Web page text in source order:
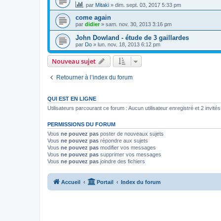
par Mitaki » dim. sept. 03, 2017 5:33 pm
come again
par didier» sam. nov. 30, 2013 3:16 pm
John Dowland - étude de 3 gaillardes
par Do » lun. nov. 18, 2013 6:12 pm
Nouveau sujet
Retourner à l’index du forum
QUI EST EN LIGNE
Utilisateurs parcourant ce forum : Aucun utilisateur enregistré et 2 invités
PERMISSIONS DU FORUM
Vous ne pouvez pas poster de nouveaux sujets
Vous ne pouvez pas répondre aux sujets
Vous ne pouvez pas modifier vos messages
Vous ne pouvez pas supprimer vos messages
Vous ne pouvez pas joindre des fichiers
Accueil Portail Index du forum